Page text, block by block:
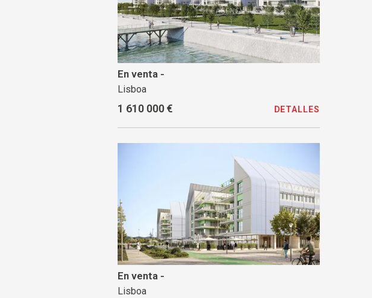
En venta -
Lisboa
1 610 000 € DETALLES
En venta -
Lisboa